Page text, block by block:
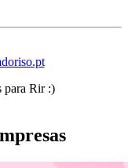
para Rir :)